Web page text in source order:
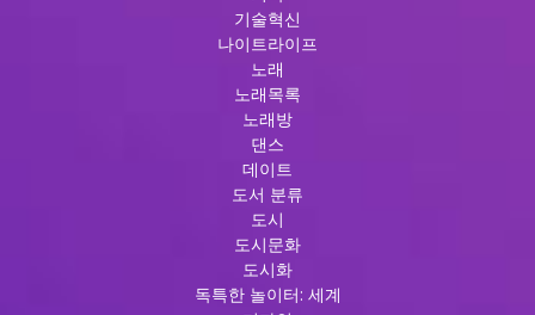
기술혁신
나이트라이프
노래
노래목록
노래방
댄스
데이트
도서 분류
도시
도시문화
도시화
독특한 놀이터: 세계